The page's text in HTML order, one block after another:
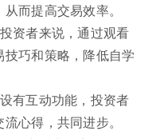
而提高交易效率。
资者来说，通过观看
巧和策略，降低自学
有互动功能，投资者
心得，共同进步。